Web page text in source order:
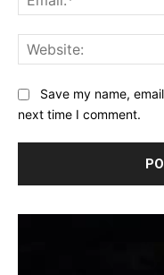
Save my name,
next time I comment.